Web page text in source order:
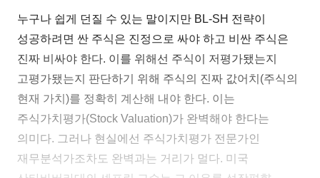
누구나 쉽게 던질 수 있는 말이지만 BL-SH 전략이
성공하려면 싼 주식은 진정으로 싸야 하고 비싼 주식은
진짜 비싸야 한다. 이를 위해선 주식이 저평가됐는지
고평가됐는지 판단하기 위해 주식의 진짜 값어치(주식의
현재 가치)를 정확히 계산해 내야 한다. 이는
주식가치평가(Stock Valuation)가 완벽해야 한다는
의미다. 그러나 현실에선 주식가치평가 전문가인
재무분석가조차도 완벽과는 거리가 멀다. 미국